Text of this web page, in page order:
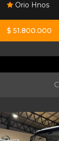
Orio Hnos
$ 51.800.000